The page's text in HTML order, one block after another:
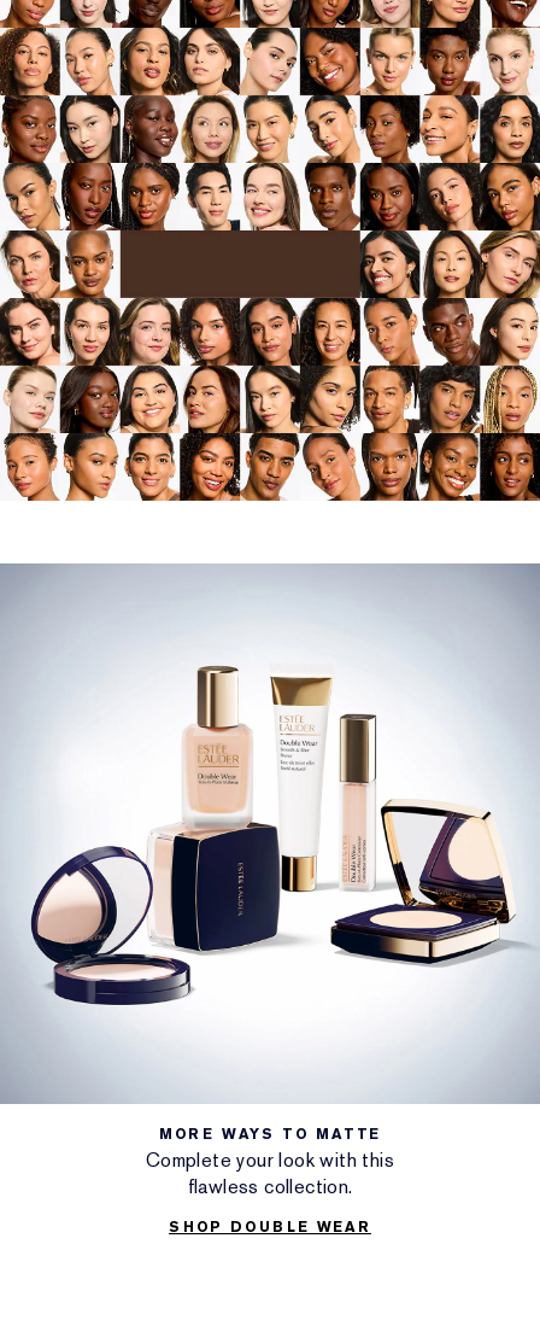
MORE WAYS TO MATTE
Complete your look with this
flawless collection.
SHOP DOUBLE WEAR